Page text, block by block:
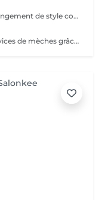
Idéal pour les clients souhaitant un changement de style complet, notamment lors du passage de cheveux longs à une coupe plus courte et structurée. Votre barbier prendra le temps de vous conseiller afin de créer une coupe adaptée à votre visage et vous guidera sur la manière de coiffer et d'entretenir votre nouveau look au quotidien.
Rafraîchissez votre look entre deux services de mèches grâce à un contouring qui illumine le visage. Idéal pour les occasions spéciales ou lorsque vous souhaitez apporter plus de lumière à vos cheveux sans réserver un service de mèches complet. Le gloss et la patine sont inclus pour un résultat lumineux et parfaitement harmonieux.